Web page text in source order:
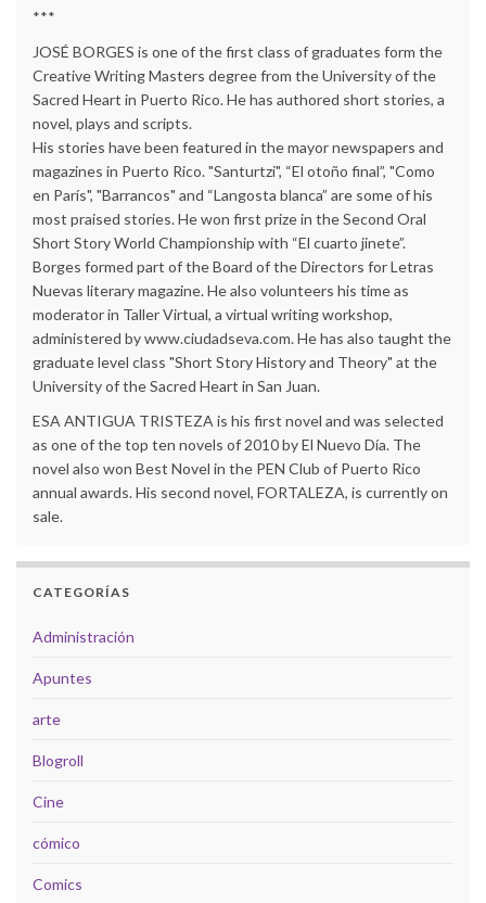
***
JOSÉ BORGES is one of the first class of graduates form the
Creative Writing Masters degree from the University of the
Sacred Heart in Puerto Rico. He has authored short stories, a
novel, plays and scripts.
His stories have been featured in the mayor newspapers and
magazines in Puerto Rico. "Santurtzi", “El otoño final”, "Como
en París", "Barrancos" and “Langosta blanca” are some of his
most praised stories. He won first prize in the Second Oral
Short Story World Championship with “El cuarto jinete”.
Borges formed part of the Board of the Directors for Letras
Nuevas literary magazine. He also volunteers his time as
moderator in Taller Virtual, a virtual writing workshop,
administered by www.ciudadseva.com. He has also taught the
graduate level class "Short Story History and Theory" at the
University of the Sacred Heart in San Juan.
ESA ANTIGUA TRISTEZA is his first novel and was selected
as one of the top ten novels of 2010 by El Nuevo Día. The
novel also won Best Novel in the PEN Club of Puerto Rico
annual awards. His second novel, FORTALEZA, is currently on
sale.
CATEGORÍAS
Administración
Apuntes
arte
Blogroll
Cine
cómico
Comics